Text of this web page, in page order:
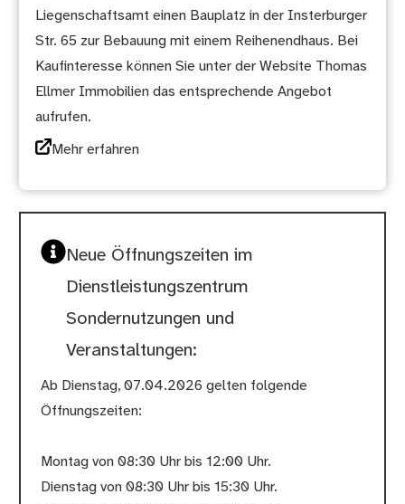
Liegenschaftsamt einen Bauplatz in der Insterburger
Str. 65 zur Bebauung mit einem Reihenendhaus. Bei
Kaufinteresse können Sie unter der Website Thomas
Ellmer Immobilien das entsprechende Angebot
aufrufen.
Mehr erfahren
Neue Öffnungszeiten im
Dienstleistungszentrum
Sondernutzungen und
Veranstaltungen:
Ab Dienstag, 07.04.2026 gelten folgende
Öffnungszeiten:
Montag von 08:30 Uhr bis 12:00 Uhr.
Dienstag von 08:30 Uhr bis 15:30 Uhr.